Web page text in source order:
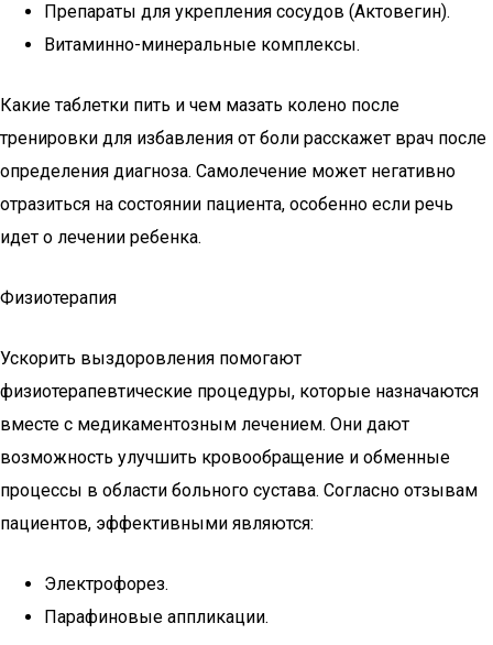
Препараты для укрепления сосудов (Актовегин).
Витаминно-минеральные комплексы.
Какие таблетки пить и чем мазать колено после
тренировки для избавления от боли расскажет врач после
определения диагноза. Самолечение может негативно
отразиться на состоянии пациента, особенно если речь
идет о лечении ребенка.
Физиотерапия
Ускорить выздоровления помогают
физиотерапевтические процедуры, которые назначаются
вместе с медикаментозным лечением. Они дают
возможность улучшить кровообращение и обменные
процессы в области больного сустава. Согласно отзывам
пациентов, эффективными являются:
Электрофорез.
Парафиновые аппликации.